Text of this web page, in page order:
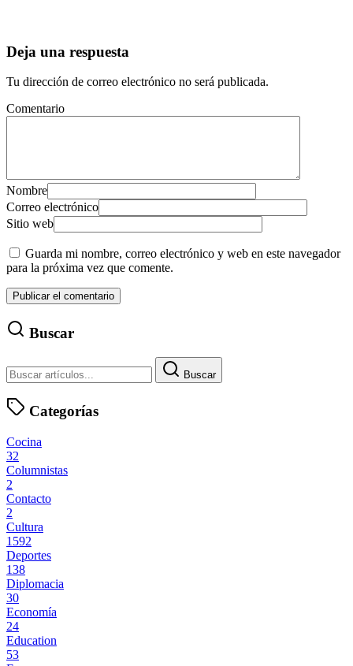
Deja una respuesta
Tu dirección de correo electrónico no será publicada.
Comentario
Nombre
Correo electrónico
Sitio web
Guarda mi nombre, correo electrónico y web en este navegador
para la próxima vez que comente.
Buscar
Buscar
Categorías
Cocina
32
Columnistas
2
Contacto
2
Cultura
1592
Deportes
138
Diplomacia
30
Economía
24
Education
53